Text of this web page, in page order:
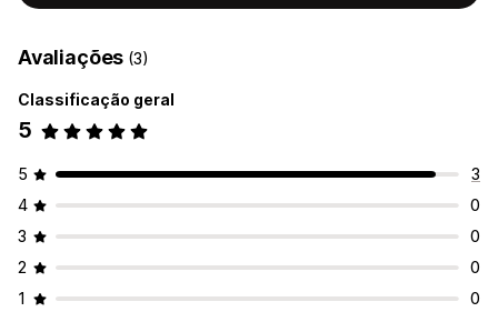
Avaliações (3)
Classificação geral
5
5
3
4
0
3
0
2
0
1
0